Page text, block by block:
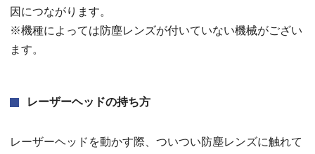
因につながります。
※機種によっては防塵レンズが付いていない機械がござい
ます。
レーザーヘッドの持ち方
レーザーヘッドを動かす際、ついつい防塵レンズに触れて